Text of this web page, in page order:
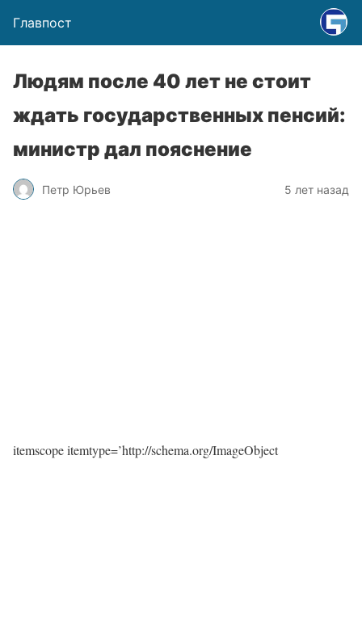
Главпост
Людям после 40 лет не стоит
ждать государственных пенсий:
министр дал пояснение
Петр Юрьев 5 лет назад
itemscope itemtype=’http://schema.org/ImageObject